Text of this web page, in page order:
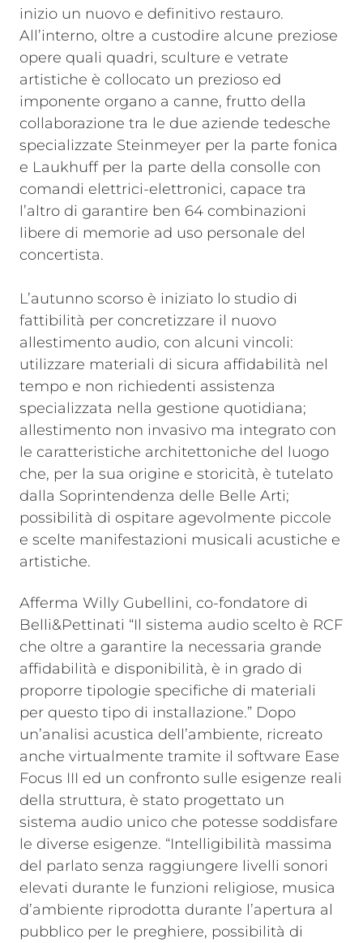
inizio un nuovo e definitivo restauro.
All’interno, oltre a custodire alcune preziose
opere quali quadri, sculture e vetrate
artistiche è collocato un prezioso ed
imponente organo a canne, frutto della
collaborazione tra le due aziende tedesche
specializzate Steinmeyer per la parte fonica
e Laukhuff per la parte della consolle con
comandi elettrici-elettronici, capace tra
l’altro di garantire ben 64 combinazioni
libere di memorie ad uso personale del
concertista.
L’autunno scorso è iniziato lo studio di
fattibilità per concretizzare il nuovo
allestimento audio, con alcuni vincoli:
utilizzare materiali di sicura affidabilità nel
tempo e non richiedenti assistenza
specializzata nella gestione quotidiana;
allestimento non invasivo ma integrato con
le caratteristiche architettoniche del luogo
che, per la sua origine e storicità, è tutelato
dalla Soprintendenza delle Belle Arti;
possibilità di ospitare agevolmente piccole
e scelte manifestazioni musicali acustiche e
artistiche.
Afferma Willy Gubellini, co-fondatore di
Belli&Pettinati “Il sistema audio scelto è RCF
che oltre a garantire la necessaria grande
affidabilità e disponibilità, è in grado di
proporre tipologie specifiche di materiali
per questo tipo di installazione.” Dopo
un’analisi acustica dell’ambiente, ricreato
anche virtualmente tramite il software Ease
Focus III ed un confronto sulle esigenze reali
della struttura, è stato progettato un
sistema audio unico che potesse soddisfare
le diverse esigenze. “Intelligibilità massima
del parlato senza raggiungere livelli sonori
elevati durante le funzioni religiose, musica
d’ambiente riprodotta durante l’apertura al
pubblico per le preghiere, possibilità di